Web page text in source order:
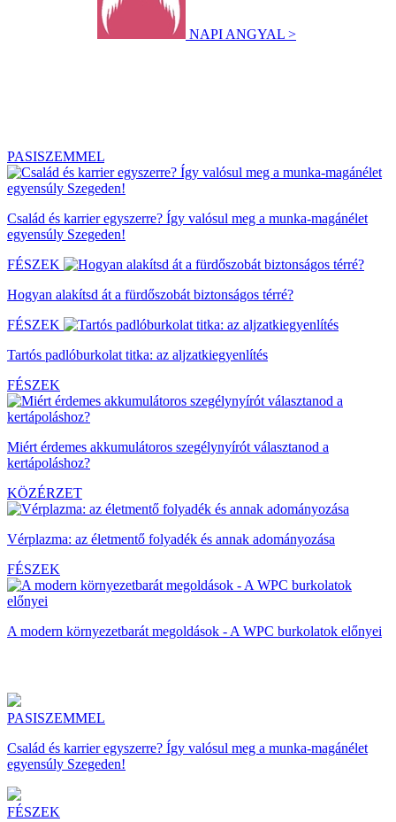
NAPI ANGYAL >
PASISZEMMEL
Család és karrier egyszerre? Így valósul meg a munka-magánélet
egyensúly Szegeden!
FÉSZEK
Hogyan alakítsd át a fürdőszobát biztonságos térré?
FÉSZEK
Tartós padlóburkolat titka: az aljzatkiegyenlítés
FÉSZEK
Miért érdemes akkumulátoros szegélynyírót választanod a
kertápoláshoz?
KÖZÉRZET
Vérplazma: az életmentő folyadék és annak adományozása
FÉSZEK
A modern környezetbarát megoldások - A WPC burkolatok előnyei
PASISZEMMEL
Család és karrier egyszerre? Így valósul meg a munka-magánélet
egyensúly Szegeden!
FÉSZEK